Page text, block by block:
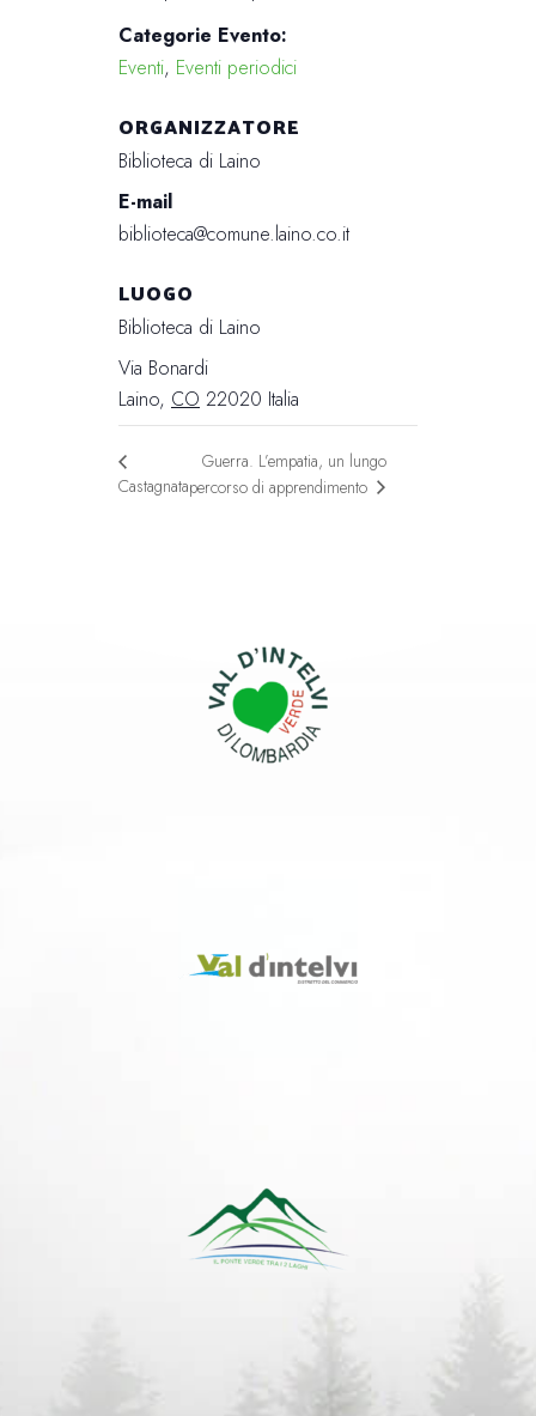
Categorie Evento:
Eventi, Eventi periodici
LUOGO
Biblioteca di Laino
Via Bonardi
Laino, CO 22020 Italia
ORGANIZZATORE
Biblioteca di Laino
E-mail
biblioteca@comune.laino.co.it
Castagnata
Guerra. L’empatia, un lungo
percorso di apprendimento